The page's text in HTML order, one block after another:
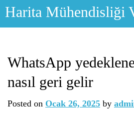
Skip
Harita Mühendisliği
WhatsApp
nasıl geri gelir
Posted on Ocak 26, 2025 by